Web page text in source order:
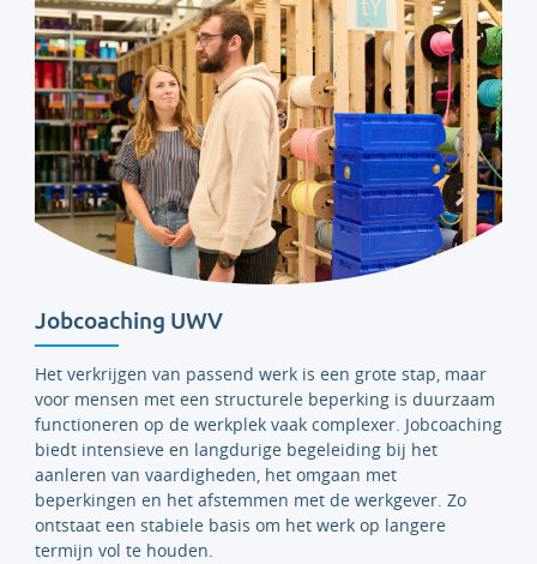
Jobcoaching UWV
Het verkrijgen van passend werk is een grote stap, maar
voor mensen met een structurele beperking is duurzaam
functioneren op de werkplek vaak complexer. Jobcoaching
biedt intensieve en langdurige begeleiding bij het
aanleren van vaardigheden, het omgaan met
beperkingen en het afstemmen met de werkgever. Zo
ontstaat een stabiele basis om het werk op langere
termijn vol te houden.